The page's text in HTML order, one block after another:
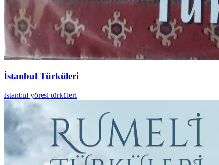
İstanbul Türküleri
İstanbul yöresi türküleri